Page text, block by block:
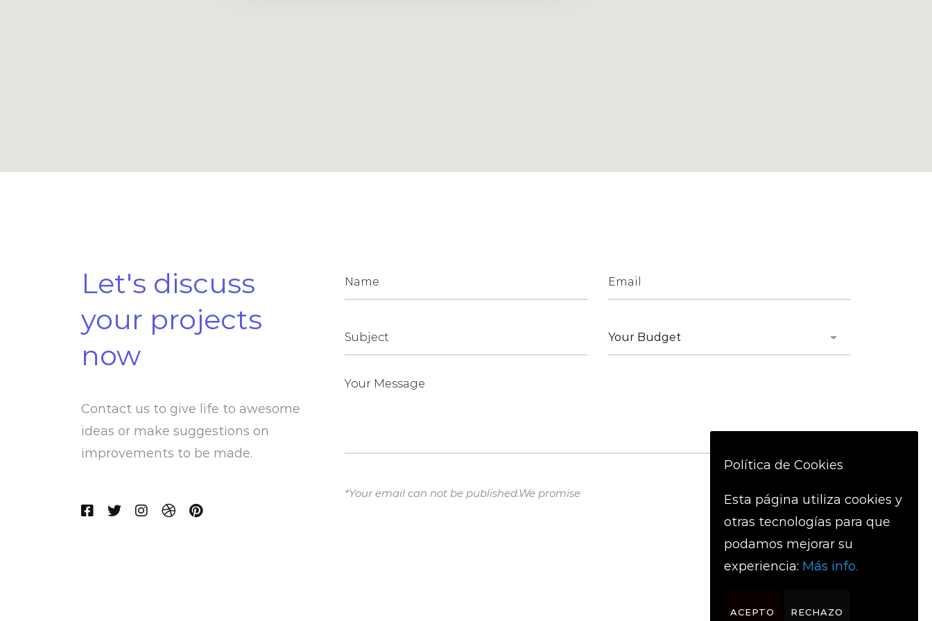
Let's discuss
your projects
now
Contact us to give life to awesome
ideas or make suggestions on
improvements to be made.
*Your email can not be published.We promise SEND MESSAGE
Política de Cookies
Esta página utiliza cookies y
otras tecnologías para que
podamos mejorar su
experiencia: Más info.
ACEPTO RECHAZO